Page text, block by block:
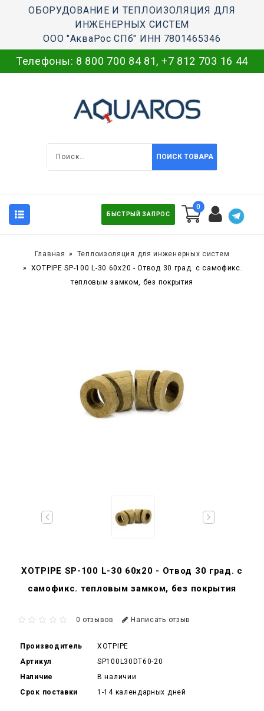
ОБОРУДОВАНИЕ И ТЕПЛОИЗОЛЯЦИЯ ДЛЯ
ИНЖЕНЕРНЫХ СИСТЕМ
ООО "АкваРос СПб" ИНН 7801465346
Телефоны: 8 800 700 84 81, +7 812 703 16 44
ПОИСК ТОВАРА
БЫСТРЫЙ ЗАПРОС
0
Главная
Теплоизоляция для инженерных систем
XOTPIPE SP-100 L-30 60x20 - Отвод 30 град. c самофикс.
тепловым замком, без покрытия
XOTPIPE SP-100 L-30 60x20 - Отвод 30 град. c
самофикс. тепловым замком, без покрытия
0 отзывов Написать отзыв
Производитель
XOTPIPE
Артикул
SP100L30DT60-20
Наличие
В наличии
Срок поставки
1-14 календарных дней